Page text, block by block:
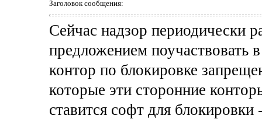
Заголовок сообщения:
Сейчас надзор периодически
предложением поучаствовать
контор по блокировке
которые эти сторонние
ставится софт для